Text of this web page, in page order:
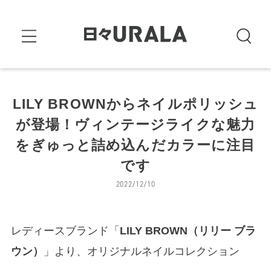
LILY BROWNからネイルポリッシュ
が登場！ヴィンテージライクな魅力
をぎゅっと詰め込んだカラーに注目
です
2022/12/10
レディースブランド「 LILY BROWN（リリー ブラ
ウン）
」より、オリジナルネイルコレクション